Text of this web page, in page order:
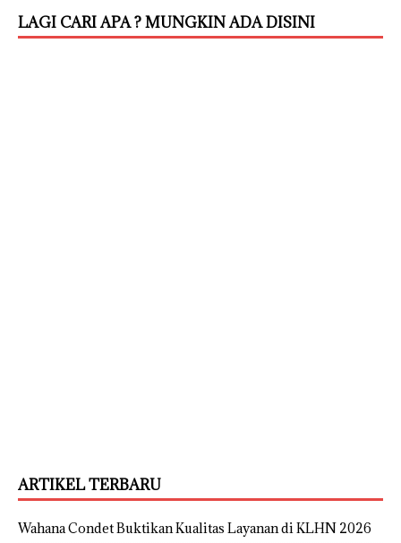
LAGI CARI APA ? MUNGKIN ADA DISINI
ARTIKEL TERBARU
Wahana Condet Buktikan Kualitas Layanan di KLHN 2026